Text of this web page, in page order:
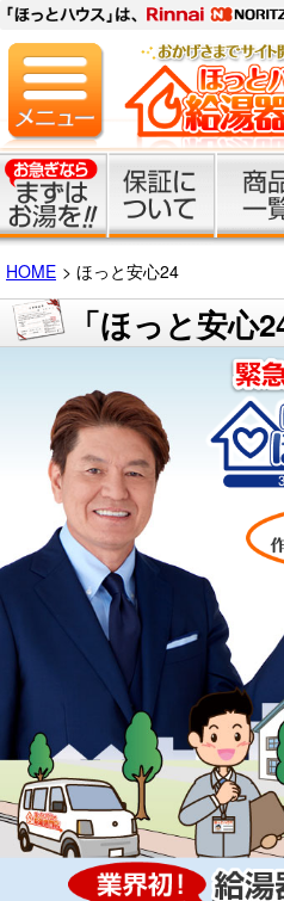
HOME ほっと安心24
「ほっと安心